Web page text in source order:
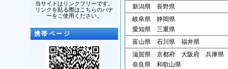
当サイトはリンクフリーです。
リンクを貼る際はこちらのバナ
ーをご使用ください。
携帯ページ
新潟県 長野県
岐阜県 静岡県
愛知県 三重県
富山県 石川県 福井県
滋賀県 京都府 大阪府 兵庫県
奈良県 和歌山県